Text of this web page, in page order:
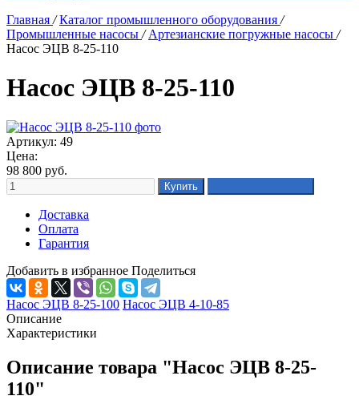
Главная / Каталог промышленного оборудования /
Промышленные насосы / Артезианские погружные насосы /
Насос ЭЦВ 8-25-110
Насос ЭЦВ 8-25-110
Артикул: 49
Цена:
98 800 руб.
Доставка
Оплата
Гарантия
Добавить в избранное Поделиться
Насос ЭЦВ 8-25-100 Насос ЭЦВ 4-10-85
Описание
Характеристики
Описание товара "Насос ЭЦВ 8-25-
110"